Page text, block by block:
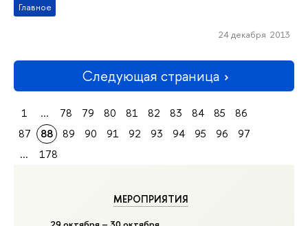
МЕРОПРИЯТИЯ
Главное
24 декабря 2013
Следующая страница
1 ... 78 79 80 81 82 83 84 85
86
87
88 89 90 91 92 93 94 95 96
97
...
178